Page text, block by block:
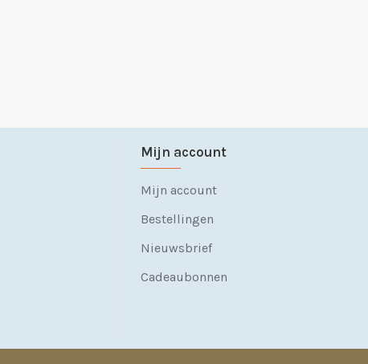
Mijn account
Mijn account
Bestellingen
Nieuwsbrief
Cadeaubonnen